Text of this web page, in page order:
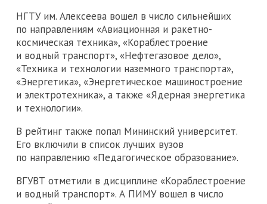
НГТУ им. Алексеева вошел в число сильнейших
по направлениям «Авиационная и ракетно-
космическая техника», «Кораблестроение
и водный транспорт», «Нефтегазовое дело»,
«Техника и технологии наземного транспорта»,
«Энергетика», «Энергетическое машиностроение
и электротехника», а также «Ядерная энергетика
и технологии».
В рейтинг также попал Мининский университет.
Его включили в список лучших вузов
по направлению «Педагогическое образование».
ВГУВТ отметили в дисциплине «Кораблестроение
и водный транспорт». А ПИМУ вошел в число